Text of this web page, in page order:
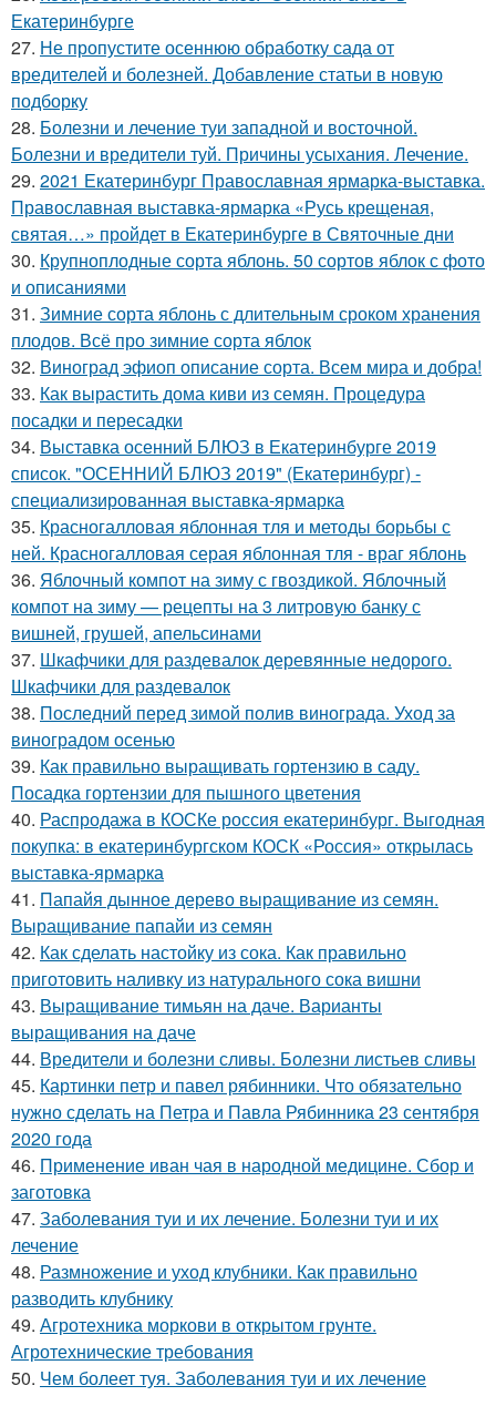
Екатеринбурге
27. Не пропустите осеннюю обработку сада от
вредителей и болезней. Добавление статьи в новую
подборку
28. Болезни и лечение туи западной и восточной.
Болезни и вредители туй. Причины усыхания. Лечение.
29. 2021 Екатеринбург Православная ярмарка-выставка.
Православная выставка-ярмарка «Русь крещеная,
святая…» пройдет в Екатеринбурге в Святочные дни
30. Крупноплодные сорта яблонь. 50 сортов яблок с фото
и описаниями
31. Зимние сорта яблонь с длительным сроком хранения
плодов. Всё про зимние сорта яблок
32. Виноград эфиоп описание сорта. Всем мира и добра!
33. Как вырастить дома киви из семян. Процедура
посадки и пересадки
34. Выставка осенний БЛЮЗ в Екатеринбурге 2019
список. "ОСЕННИЙ БЛЮЗ 2019" (Екатеринбург) -
специализированная выставка-ярмарка
35. Красногалловая яблонная тля и методы борьбы с
ней. Красногалловая серая яблонная тля - враг яблонь
36. Яблочный компот на зиму с гвоздикой. Яблочный
компот на зиму — рецепты на 3 литровую банку с
вишней, грушей, апельсинами
37. Шкафчики для раздевалок деревянные недорого.
Шкафчики для раздевалок
38. Последний перед зимой полив винограда. Уход за
виноградом осенью
39. Как правильно выращивать гортензию в саду.
Посадка гортензии для пышного цветения
40. Распродажа в КОСКе россия екатеринбург. Выгодная
покупка: в екатеринбургском КОСК «Россия» открылась
выставка-ярмарка
41. Папайя дынное дерево выращивание из семян.
Выращивание папайи из семян
42. Как сделать настойку из сока. Как правильно
приготовить наливку из натурального сока вишни
43. Выращивание тимьян на даче. Варианты
выращивания на даче
44. Вредители и болезни сливы. Болезни листьев сливы
45. Картинки петр и павел рябинники. Что обязательно
нужно сделать на Петра и Павла Рябинника 23 сентября
2020 года
46. Применение иван чая в народной медицине. Сбор и
заготовка
47. Заболевания туи и их лечение. Болезни туи и их
лечение
48. Размножение и уход клубники. Как правильно
разводить клубнику
49. Агротехника моркови в открытом грунте.
Агротехнические требования
50. Чем болеет туя. Заболевания туи и их лечение